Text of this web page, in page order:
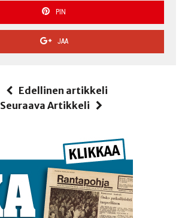
PIN
JAA
Edellinen artikkeli
Seuraava Artikkeli